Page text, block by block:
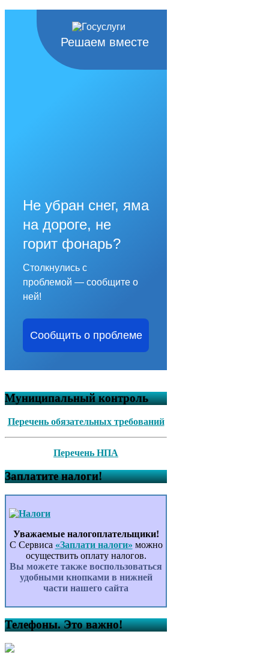
Решаем вместе
Не убран снег, яма
на дороге, не
горит фонарь?
Столкнулись с
проблемой — сообщите о
ней!
Сообщить о проблеме
Муниципальный контроль
Перечень обязательных требований
Перечень НПА
Заплатите налоги!
Уважаемые налогоплательщики!
С Сервиса «Заплати налоги» можно
осуществить оплату налогов.
Вы можете также воспользоваться
удобными кнопками в нижней
части нашего сайта
Телефоны. Это важно!